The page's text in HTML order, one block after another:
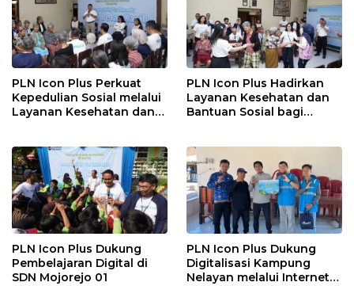
PLN Icon Plus Perkuat
Kepedulian Sosial melalui
Layanan Kesehatan dan
PLN Icon Plus Hadirkan
Layanan Kesehatan dan
Bantuan Sosial bagi
PLN Icon Plus Dukung
Pembelajaran Digital di
SDN Mojorejo 01
PLN Icon Plus Dukung
Digitalisasi Kampung
Nelayan melalui Internet